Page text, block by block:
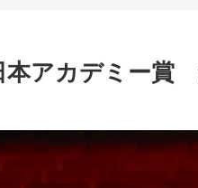
アカデミー賞